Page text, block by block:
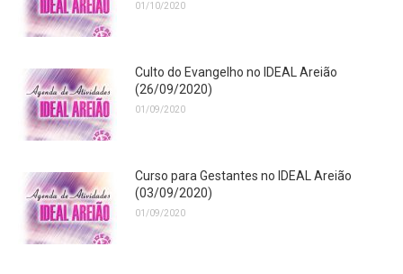
01/10/2020
Culto do Evangelho no IDEAL Areião
(26/09/2020)
01/09/2020
Curso para Gestantes no IDEAL Areião
(03/09/2020)
01/09/2020